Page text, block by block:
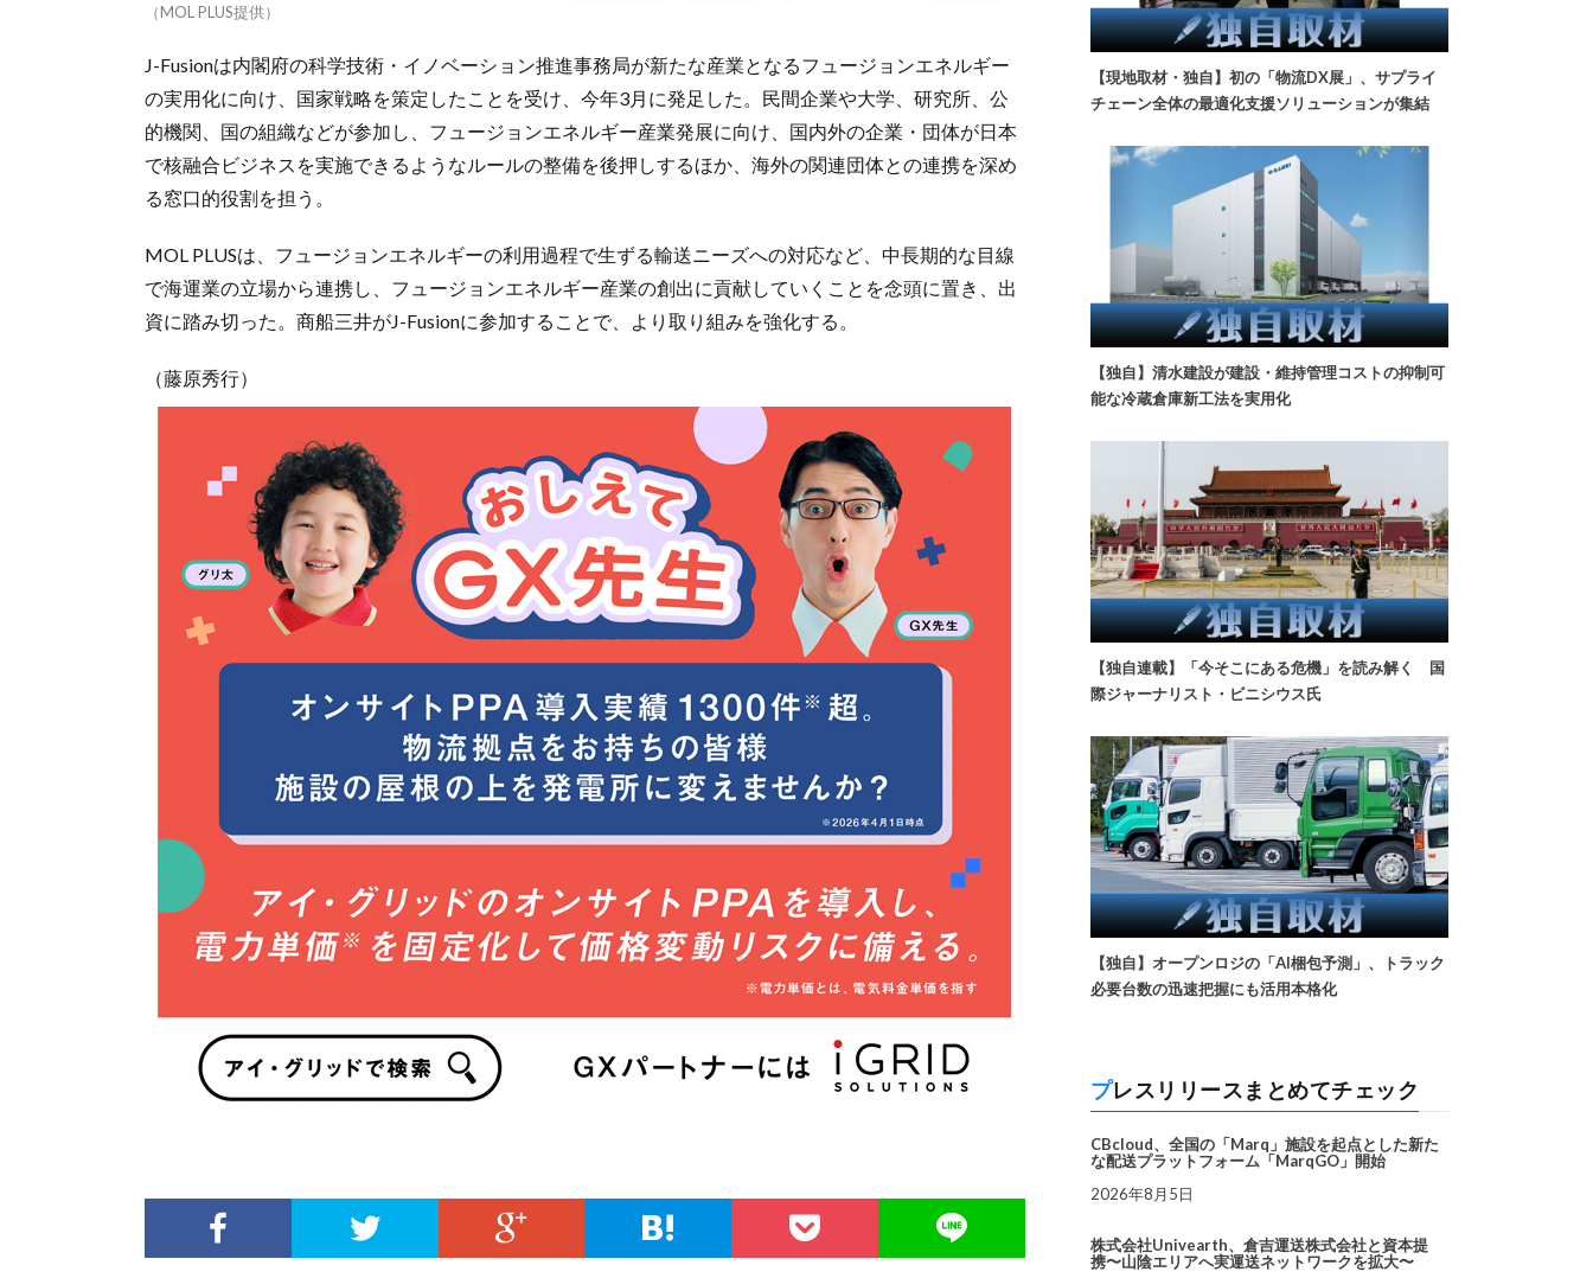
（MOL PLUS提供）
J-Fusionは内閣府の科学技術・イノベーション推進事務局が新たな産業となるフュージョンエネルギー
の実用化に向け、国家戦略を策定したことを受け、今年3月に発足した。民間企業や大学、研究所、公
的機関、国の組織などが参加し、フュージョンエネルギー産業発展に向け、国内外の企業・団体が日本
で核融合ビジネスを実施できるようなルールの整備を後押しするほか、海外の関連団体との連携を深め
る窓口的役割を担う。
MOL PLUSは、フュージョンエネルギーの利用過程で生ずる輸送ニーズへの対応など、中長期的な目線
で海運業の立場から連携し、フュージョンエネルギー産業の創出に貢献していくことを念頭に置き、出
資に踏み切った。商船三井がJ-Fusionに参加することで、より取り組みを強化する。
（藤原秀行）
【現地取材・独自】初の「物流DX展」、サプライ
チェーン全体の最適化支援ソリューションが集結
【独自】清水建設が建設・維持管理コストの抑制可
能な冷蔵倉庫新工法を実用化
【独自連載】「今そこにある危機」を読み解く 国
際ジャーナリスト・ビニシウス氏
【独自】オープンロジの「AI梱包予測」、トラック
必要台数の迅速把握にも活用本格化
プレスリリースまとめてチェック
CBcloud、全国の「Marq」施設を起点とした新た
な配送プラットフォーム「MarqGO」開始
2026年8月5日
株式会社Univearth、倉吉運送株式会社と資本提
携〜山陰エリアへ実運送ネットワークを拡大〜